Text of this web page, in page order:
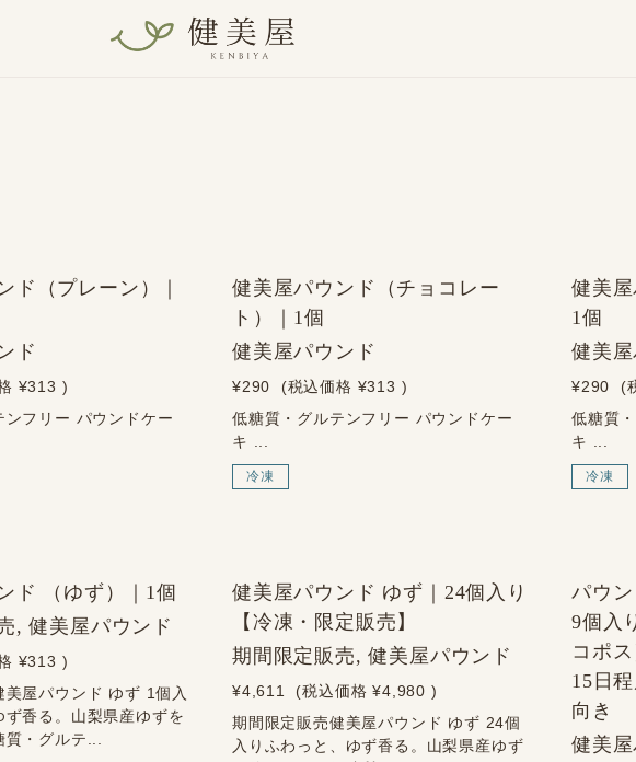
ド（プレーン）｜
ド
¥313 )
ンフリー パウンドケー
健美屋パウンド（チョコレー
ト）｜1個
健美屋パウンド
¥290 (税込価格 ¥313 )
低糖質・グルテンフリー パウンドケー
キ ...
冷凍
健美屋
1個
健美
¥290 (
低糖質
キ ...
冷凍
ド （ゆず）｜1個
, 健美屋パウンド
¥313 )
美屋パウンド ゆず 1個入
ず香る。山梨県産ゆずを
・グルテ...
NEW
健美屋パウンド ゆず｜24個入り
【冷凍・限定販売】
期間限定販売, 健美屋パウンド
¥4,611 (税込価格 ¥4,980 )
期間限定販売健美屋パウンド ゆず 24個
入りふわっと、ゆず香る。山梨県産ゆず
パウン
9個入
コポ
15日
向き
健美